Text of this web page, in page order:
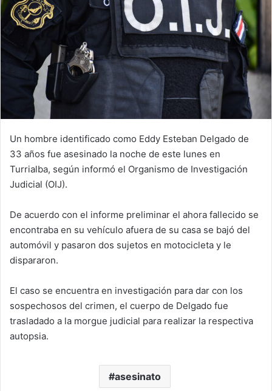
Un hombre identificado como Eddy Esteban Delgado de
33 años fue asesinado la noche de este lunes en
Turrialba, según informó el Organismo de Investigación
Judicial (OIJ).
De acuerdo con el informe preliminar el ahora fallecido se
encontraba en su vehículo afuera de su casa se bajó del
automóvil y pasaron dos sujetos en motocicleta y le
dispararon.
El caso se encuentra en investigación para dar con los
sospechosos del crimen, el cuerpo de Delgado fue
trasladado a la morgue judicial para realizar la respectiva
autopsia.
asesinato